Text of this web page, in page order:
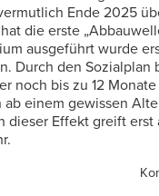
Ende 2025
die erste
ausgeführt wurde
Durch den Sozialplan
noch bis zu 12
ab einem gewissen
dieser Effekt greift erst